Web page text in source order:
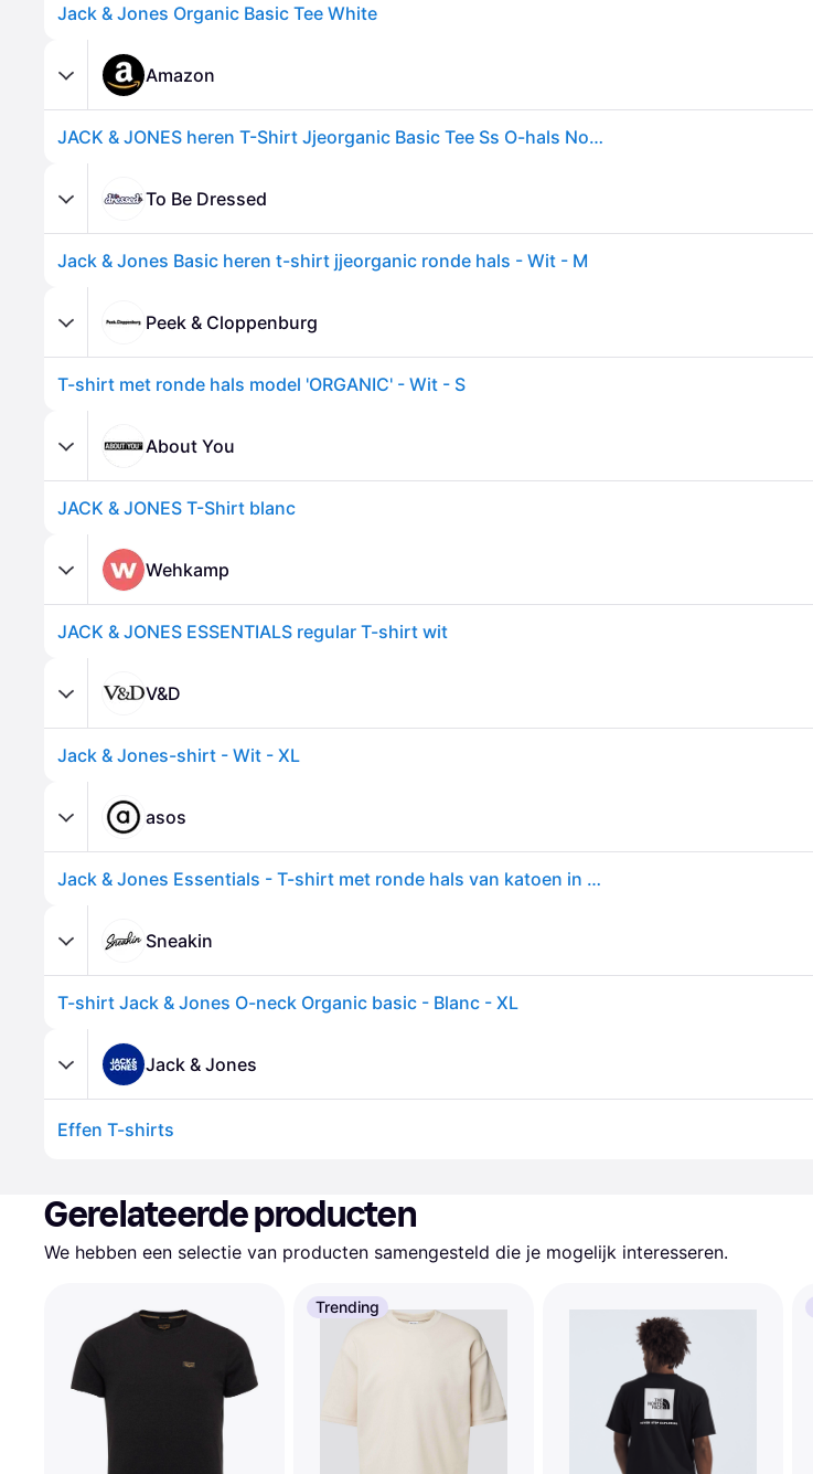
Jack & Jones Organic Basic Tee White
Amazon
JACK & JONES heren T-Shirt Jjeorganic Basic Tee Ss O-hals Noos, Wit (White Detail: Slim), M
To Be Dressed
Jack & Jones Basic heren t-shirt jjeorganic ronde hals - Wit - M
Peek & Cloppenburg
T-shirt met ronde hals model 'ORGANIC' - Wit - S
About You
JACK & JONES T-Shirt blanc
Wehkamp
JACK & JONES ESSENTIALS regular T-shirt wit
V&D
Jack & Jones-shirt - Wit - XL
asos
Jack & Jones Essentials - T-shirt met ronde hals van katoen in wit - WHITE
Sneakin
T-shirt Jack & Jones O-neck Organic basic - Blanc - XL
Jack & Jones
Effen T-shirts
Gerelateerde producten
We hebben een selectie van producten samengesteld die je mogelijk interesseren.
Trending